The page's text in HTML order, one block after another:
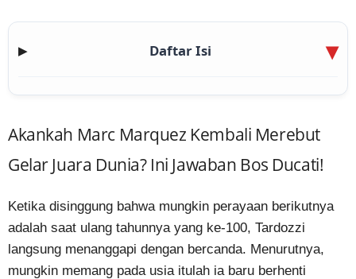
▶ Daftar Isi
Akankah Marc Marquez Kembali Merebut
Gelar Juara Dunia? Ini Jawaban Bos Ducati!
Ketika disinggung bahwa mungkin perayaan berikutnya
adalah saat ulang tahunnya yang ke-100, Tardozzi
langsung menanggapi dengan bercanda. Menurutnya,
mungkin memang pada usia itulah ia baru berhenti